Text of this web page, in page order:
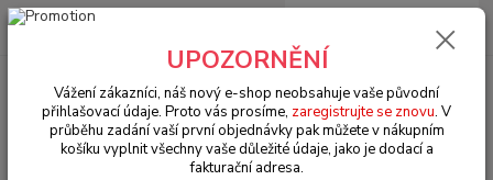
Menu
Hledat
+420 602 330 329
0 Kč
UPOZORNĚNÍ
Vážení zákazníci, náš nový e-shop neobsahuje vaše původní
přihlašovací údaje. Proto vás prosíme, zaregistrujte se znovu. V
průběhu zadání vaší první objednávky pak můžete v nákupním
košíku vyplnit všechny vaše důležité údaje, jako je dodací a
fakturační adresa.